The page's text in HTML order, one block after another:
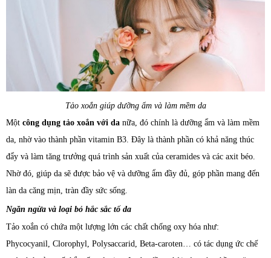
Tảo xoắn giúp dưỡng ẩm và làm mềm da
Một công dụng tảo xoắn với da nữa, đó chính là dưỡng ẩm và làm mềm
da, nhờ vào thành phần vitamin B3. Đây là thành phần có khả năng thúc
đẩy và làm tăng trưởng quá trình sản xuất của ceramides và các axit béo.
Nhờ đó, giúp da sẽ được bảo vệ và dưỡng ẩm đầy đủ, góp phần mang đến
làn da căng mịn, tràn đầy sức sống.
Ngăn ngừa và loại bỏ hắc sắc tố da
Tảo xoắn có chứa một lượng lớn các chất chống oxy hóa như:
Phycocyanil, Clorophyl, Polysaccarid, Beta-caroten… có tác dụng ức chế